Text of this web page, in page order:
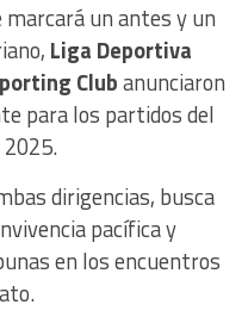
marcará un antes y un
Liga Deportiva
Clubanunciaron
para los partidos del
dirigencias, busca
pacífica y
en los encuentros